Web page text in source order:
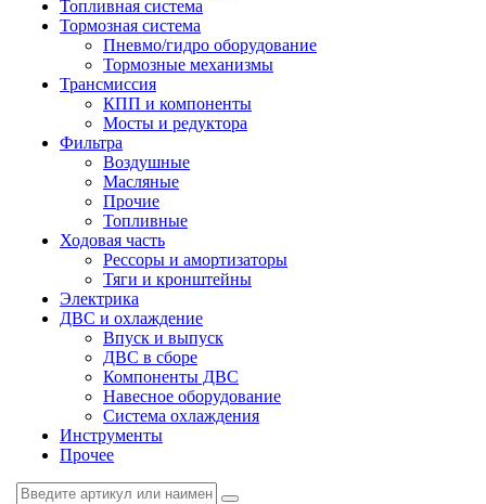
Топливная система
Тормозная система
Пневмо/гидро оборудование
Тормозные механизмы
Трансмиссия
КПП и компоненты
Мосты и редуктора
Фильтра
Воздушные
Масляные
Прочие
Топливные
Ходовая часть
Рессоры и амортизаторы
Тяги и кронштейны
Электрика
ДВС и охлаждение
Впуск и выпуск
ДВС в сборе
Компоненты ДВС
Навесное оборудование
Система охлаждения
Инструменты
Прочее